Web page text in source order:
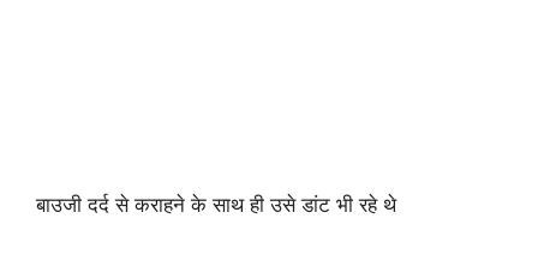
बाउजी दर्द से कराहने के साथ ही उसे डांट भी रहे थे